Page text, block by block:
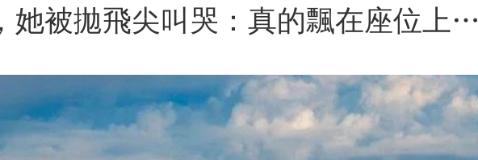
她被拋飛尖叫哭：真的飄在座位上…